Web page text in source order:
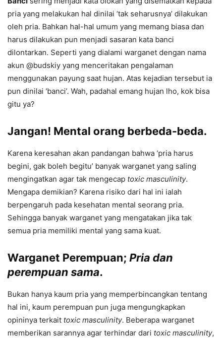
pria yang melakukan hal dinilai ‘tak seharusnya’ dilakukan
oleh pria. Bahkan hal-hal umum yang memang biasa dan
harus dilakukan pun menjadi sasaran kata banci
dilontarkan. Seperti yang dialami warganet dengan nama
akun @budskiy yang menceritakan pengalaman
menggunakan payung saat hujan. Atas kejadian tersebut ia
pun dinilai ‘banci’. Wah, padahal emang hujan lho, kok bisa
gitu ya?
Jangan! Mental orang berbeda-beda.
Karena keresahan akan pandangan bahwa ‘pria harus
begini, gak boleh begitu’ banyak warganet yang saling
mengingatkan agar tak mengecap toxic masculinity.
Mengapa demikian? Karena risiko dari hal ini ialah
berpengaruh pada kesehatan mental seorang pria.
Sehingga banyak warganet yang mengatakan jika tak
semua pria memiliki mental yang sama kuat.
Warganet Perempuan; Pria dan
perempuan sama.
Bukan hanya kaum pria yang memperbincangkan tentang
hal ini, kaum perempuan pun juga mengungkapkan
opininya terkait toxic masculinity. Beberapa warganet
memberikan sarannya agar terhindar dari toxic masculinity,